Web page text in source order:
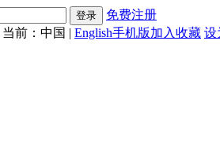
免费注册
当前：中国 | English手机版加入收藏 设